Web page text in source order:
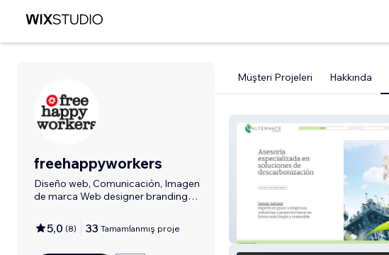
freehappyworkers
Diseño web, Comunicación, Imagen
de marca Web designer branding
5,0 (8) 33 Tamamlanmış proje
Müşteri Projeleri Hakkında